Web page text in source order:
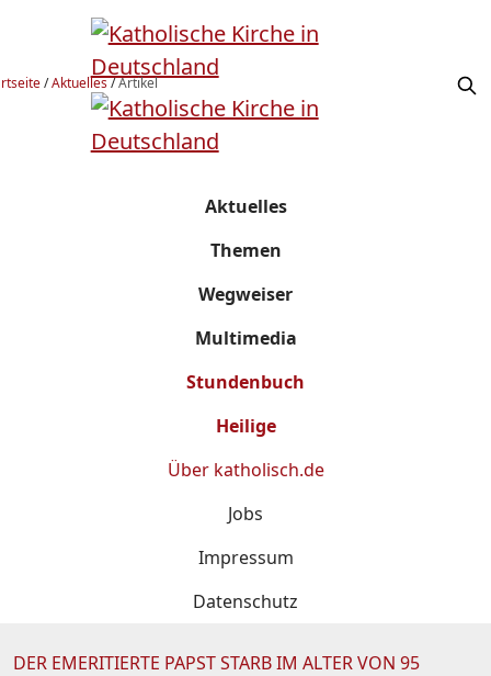
/Aktuelles/Artikel
Aktuelles
Themen
Wegweiser
Multimedia
Stundenbuch
Heilige
Über katholisch.de
Jobs
Impressum
Datenschutz
DER EMERITIERTE PAPST STARB IM ALTER VON 95